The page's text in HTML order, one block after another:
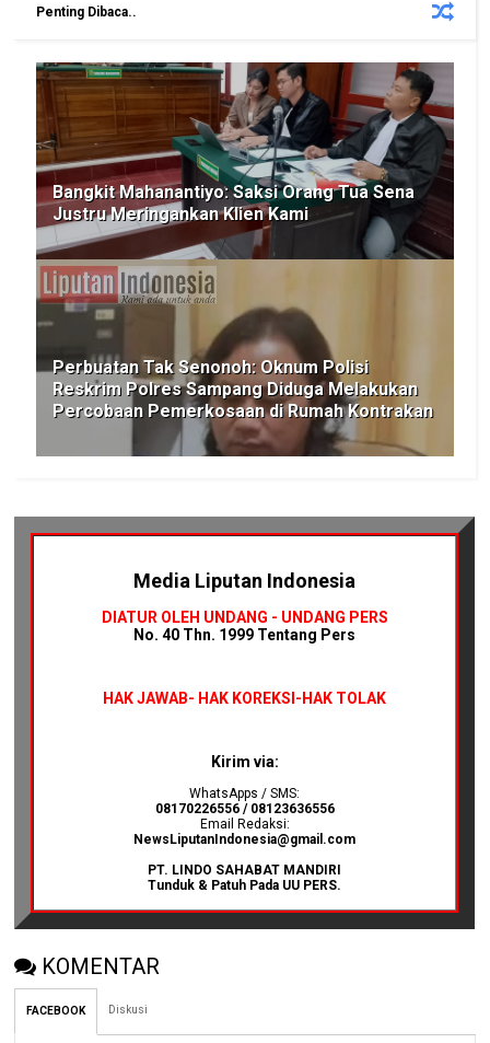
Penting Dibaca..
Bangkit Mahanantiyo: Saksi Orang Tua Sena
Justru Meringankan Klien Kami
Perbuatan Tak Senonoh: Oknum Polisi
Reskrim Polres Sampang Diduga Melakukan
Percobaan Pemerkosaan di Rumah Kontrakan
Media Liputan Indonesia
DIATUR OLEH UNDANG - UNDANG PERS
No. 40 Thn. 1999 Tentang Pers
HAK JAWAB- HAK KOREKSI-HAK TOLAK
Kirim via:
WhatsApps / SMS:
08170226556 / 08123636556
Email Redaksi:
NewsLiputanIndonesia@gmail.com
PT. LINDO SAHABAT MANDIRI
Tunduk & Patuh Pada UU PERS.
KOMENTAR
FACEBOOK Diskusi